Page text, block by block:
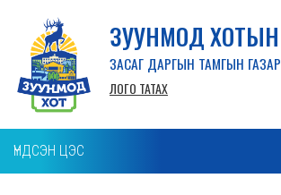
ЗУУНМОД ХОТЫН
ЗАСАГ ДАРГЫН ТАМГЫН ГАЗАР
ЛОГО ТАТАХ
ҮНДСЭН ЦЭС